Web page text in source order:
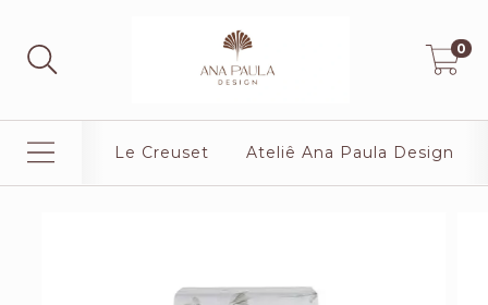
0
Le Creuset Ateliê Ana Paula Design